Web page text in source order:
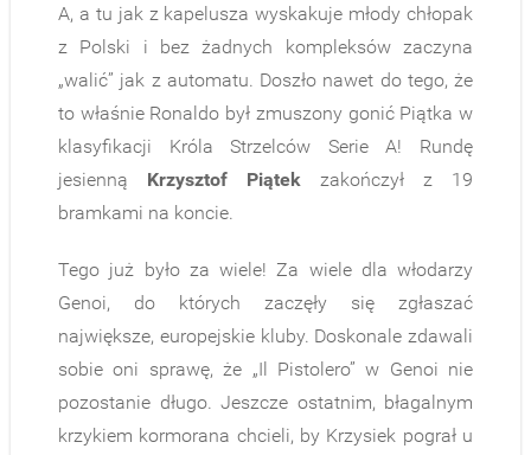
A, a tu jak z kapelusza wyskakuje młody chłopak
z Polski i bez żadnych kompleksów zaczyna
„walić” jak z automatu. Doszło nawet do tego, że
to właśnie Ronaldo był zmuszony gonić Piątka w
klasyfikacji Króla Strzelców Serie A! Rundę
jesienną Krzysztof Piątek zakończył z 19
bramkami na koncie.
Tego już było za wiele! Za wiele dla włodarzy
Genoi, do których zaczęły się zgłaszać
największe, europejskie kluby. Doskonale zdawali
sobie oni sprawę, że „Il Pistolero” w Genoi nie
pozostanie długo. Jeszcze ostatnim, błagalnym
krzykiem kormorana chcieli, by Krzysiek pograł u